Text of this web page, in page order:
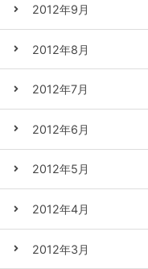
2012年9月
2012年8月
2012年7月
2012年6月
2012年5月
2012年4月
2012年3月